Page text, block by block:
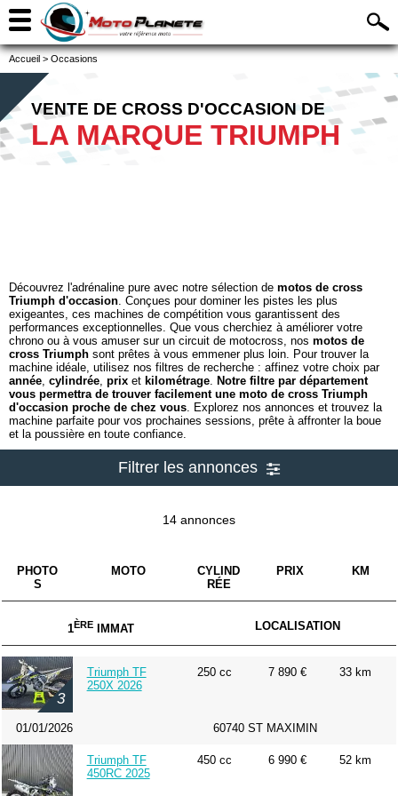
Accueil > Occasions
VENTE DE CROSS D'OCCASION DE
LA MARQUE TRIUMPH
Découvrez l'adrénaline pure avec notre sélection de motos de cross
Triumph d'occasion. Conçues pour dominer les pistes les plus
exigeantes, ces machines de compétition vous garantissent des
performances exceptionnelles. Que vous cherchiez à améliorer votre
chrono ou à vous amuser sur un circuit de motocross, nos motos de
cross Triumph sont prêtes à vous emmener plus loin. Pour trouver la
machine idéale, utilisez nos filtres de recherche : affinez votre choix par
année, cylindrée, prix et kilométrage. Notre filtre par département
vous permettra de trouver facilement une moto de cross Triumph
d'occasion proche de chez vous. Explorez nos annonces et trouvez la
machine parfaite pour vos prochaines sessions, prête à affronter la boue
et la poussière en toute confiance.
Filtrer les annonces
14 annonces
PHOTO
S
MOTO
CYLIND
RÉE
PRIX KM
1ÈREIMMAT LOCALISATION
3
Triumph TF
250X 2026
250 cc 7 890 € 33 km
01/01/2026 60740 ST MAXIMIN
Triumph TF
450RC 2025
450 cc 6 990 € 52 km